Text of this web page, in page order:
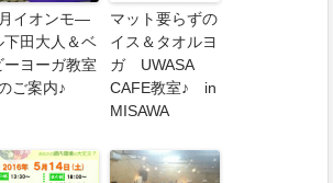
イオンモ―
下田大人＆ベ
ーヨーガ教室
ご案内♪
マット要らずの
イス＆タオルヨ
ガ UWASA
CAFE教室♪ in
MISAWA